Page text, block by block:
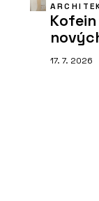
17. 7. 2026